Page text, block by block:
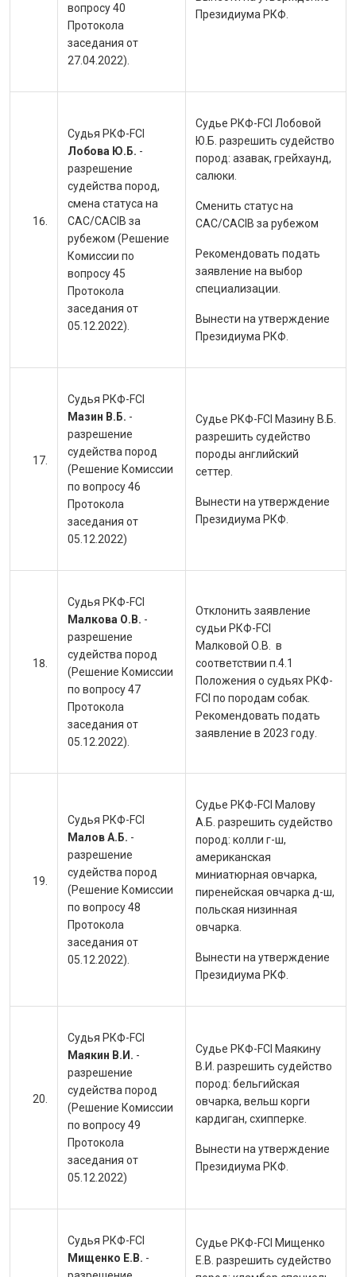
вопросу 40
Протокола
заседания от
27.04.2022).
Президиума РКФ.
Судья РКФ-FCI
Лобова Ю.Б. -
разрешение
судейства пород,
смена статуса на
CAC/CACIB за
рубежом (Решение
Комиссии по
вопросу 45
Протокола
заседания от
05.12.2022).
Судье РКФ-FCI Лобовой
Ю.Б. разрешить судейство
пород: азавак, грейхаунд,
салюки.
Сменить статус на
CAC/CACIB за рубежом
Рекомендовать подать
заявление на выбор
специализации.
Вынести на утверждение
Президиума РКФ.
Судья РКФ-FCI
Мазин В.Б. -
разрешение
судейства пород
(Решение Комиссии
по вопросу 46
Протокола
заседания от
05.12.2022)
Судье РКФ-FCI Мазину В.Б.
разрешить судейство
породы английский
сеттер.
Вынести на утверждение
Президиума РКФ.
Судья РКФ-FCI
Малкова О.В. -
разрешение
судейства пород
(Решение Комиссии
по вопросу 47
Протокола
заседания от
05.12.2022).
Отклонить заявление
судьи РКФ-FCI
Малковой О.В. в
соответствии п.4.1
Положения о судьях РКФ-
FCI по породам собак.
Рекомендовать подать
заявление в 2023 году.
Судья РКФ-FCI
Малов А.Б. -
разрешение
судейства пород
(Решение Комиссии
по вопросу 48
Протокола
заседания от
05.12.2022).
Судье РКФ-FCI Малову
А.Б. разрешить судейство
пород: колли г-ш,
американская
миниатюрная овчарка,
пиренейская овчарка д-ш,
польская низинная
овчарка.
Вынести на утверждение
Президиума РКФ.
Судья РКФ-FCI
Маякин В.И. -
разрешение
судейства пород
(Решение Комиссии
по вопросу 49
Протокола
заседания от
05.12.2022)
Судье РКФ-FCI Маякину
В.И. разрешить судейство
пород: бельгийская
овчарка, вельш корги
кардиган, схипперке.
Вынести на утверждение
Президиума РКФ.
Судья РКФ-FCI
Мищенко Е.В. -
Судье РКФ-FCI Мищенко
Е.В. разрешить судейство